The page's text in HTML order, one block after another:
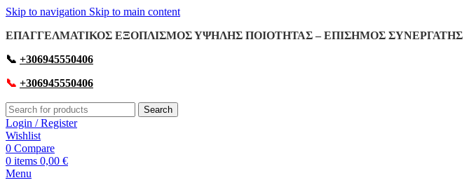
Skip to navigation Skip to main content
ΕΠΑΓΓΕΛΜΑΤΙΚΟΣ ΕΞΟΠΛΙΣΜΟΣ ΥΨΗΛΗΣ ΠΟΙΟΤΗΤΑΣ – ΕΠΙΣΗΜΟΣ ΣΥΝΕΡΓΑΤΗΣ
📞 +306945550406
📞 +306945550406
Search
Login / Register
Wishlist
0 Compare
0 items 0,00 €
Menu